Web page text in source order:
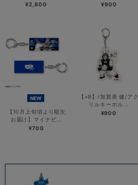
¥2,800 ¥900
NEW
【10月上旬頃より順次
お届け】マイナビ...
¥700
【+B】/加賀美 健/アク
リルキーホル...
¥900